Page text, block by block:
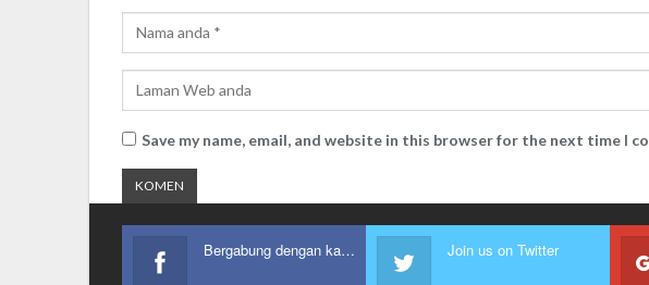
Save my name, email, and website in this browser for the next time I
Bergabung dengan kami Join us on Twitter